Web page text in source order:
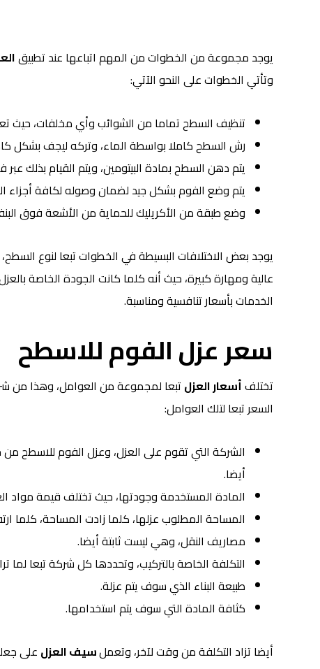
يوجد مجموعة من الخطوات من المهم اتباعها عند تطبيق
وتأتي الخطوات على النحو الآتي:
تنظيف السطح تماما من الشوائب وأي مخلفات، حيث
رش السطح كاملا بواسطة الماء، وتركه ليجف بشكل
يتم دهن السطح بمادة البيتومين، ويتم القيام بذلك عبر
يتم وضع الفوم بشكل جيد لضمان وصوله لكافة
وضع طبقة من الأكريليك للحماية من الأشعة فوق
يوجد بعض الاختلافات البسيطة في الخطوات تبعا لنوع
عالية ومهارة كبيرة، حيث أنه كلما كانت الجودة الخاصة
الخدمات بأسعار تنافسية ومناسبة.
سعر عزل الفوم للاسطح
تختلفأسعار العزل تبعا لمجموعة من العوامل، وهذا من
السعر تبعا لتلك العوامل:
الشركة التي تقوم على العزل، وعزل الفوم للاسطحمن
أيضا.
المادة المستخدمة وجودتها، حيث تختلف قيمة مواد
المساحة المطلوب عزلها، كلما زادت المساحة، كلما
مصاريف النقل، وهي ليست ثابتة أيضا.
التكلفة الخاصة بالتركيب، وتحددها كل شركة تبعا لما
طبيعة البناء الذي سوف يتم عزلة.
كثافة المادة التي سوف يتم استخدامها.
أيضا تزاد التكلفة من وقت لآخر، وتعملسيف العزلعلى